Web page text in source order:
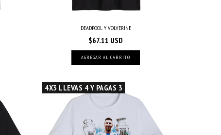
DEADPOOL Y VOLVERINE
$67.11 USD
AGREGAR AL CARRITO
4X3 LLEVAS 4 Y PAGAS 3